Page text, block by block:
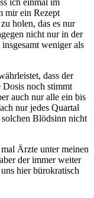
ich einmal im
mir ein Rezept
holen, das es nur
nicht nur in der
weniger als
dass der
noch stimmt
auch nur alle ein bis
nur jedes Quartal
Blödsinn nicht
Ärzte unter meinen
der immer weiter
hier bürokratisch